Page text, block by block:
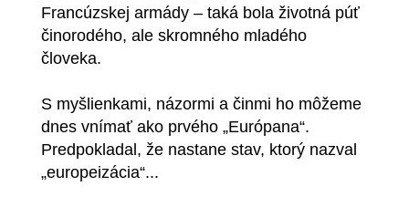
Francúzskej armády – taká bola životná púť
činorodého, ale skromného mladého
človeka.
S myšlienkami, názormi a činmi ho môžeme
dnes vnímať ako prvého „Európana“.
Predpokladal, že nastane stav, ktorý nazval
„europeizácia“...